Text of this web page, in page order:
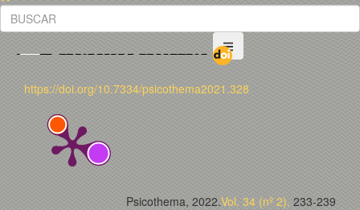
https://doi.org/10.7334/psicothema2021.328
Psicothema, 2022.Vol. 34 (nº 2). 233-239